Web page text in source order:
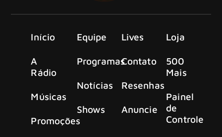
Início
A
Rádio
Músicas
Promoções
Equipe
Programas
Notícias
Shows
Lives
Contato
Resenhas
Anuncie
Loja
500
Mais
Painel
de
Controle